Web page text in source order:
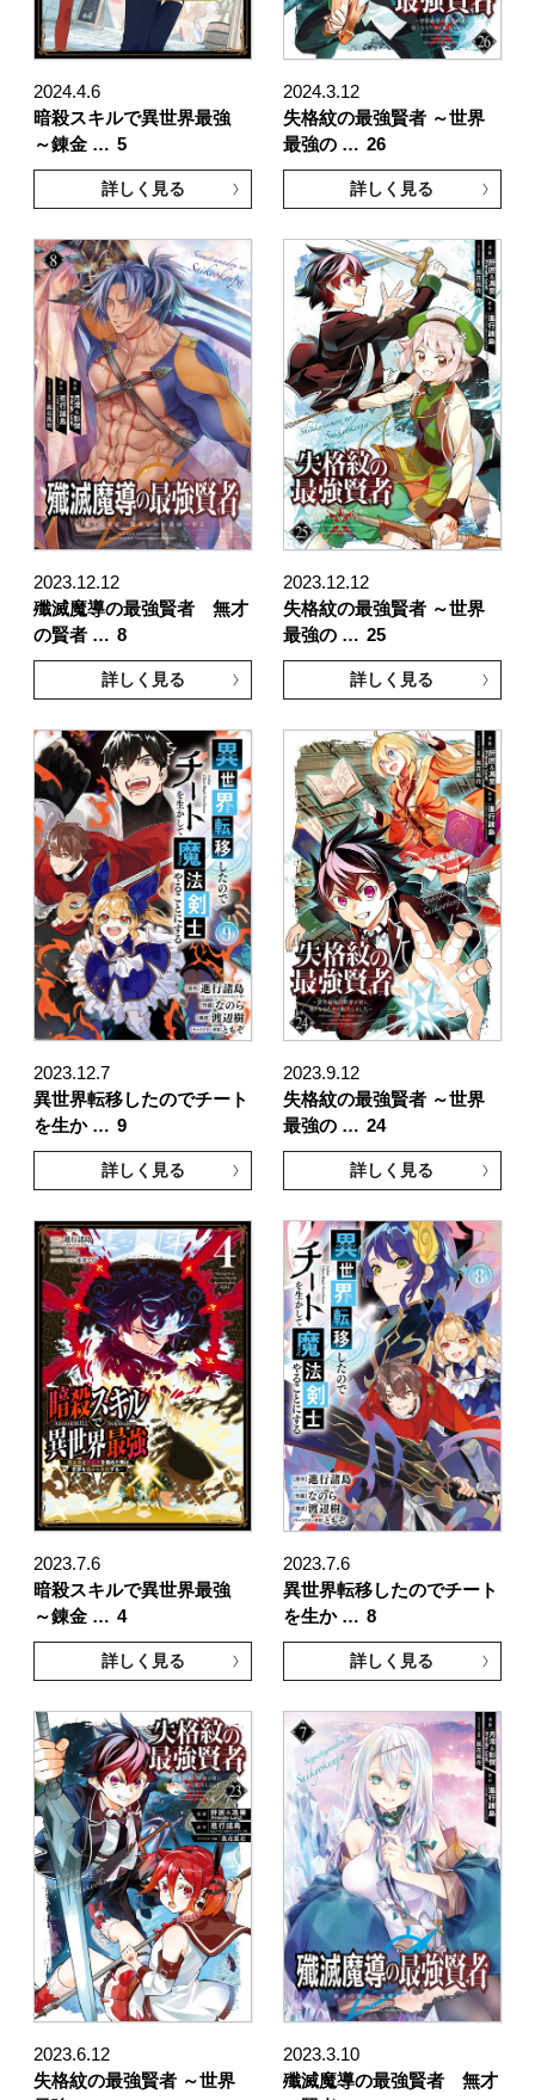
2024.4.6
暗殺スキルで異世界最強
～錬金 … 5
詳しく見る
2024.3.12
失格紋の最強賢者 ～世界
最強の … 26
詳しく見る
2023.12.12
殲滅魔導の最強賢者 無才
の賢者 … 8
詳しく見る
2023.12.12
失格紋の最強賢者 ～世界
最強の … 25
詳しく見る
2023.12.7
異世界転移したのでチート
を生か … 9
詳しく見る
2023.9.12
失格紋の最強賢者 ～世界
最強の … 24
詳しく見る
2023.7.6
暗殺スキルで異世界最強
～錬金 … 4
詳しく見る
2023.7.6
異世界転移したのでチート
を生か … 8
詳しく見る
2023.6.12
失格紋の最強賢者 ～世界
2023.3.10
殲滅魔導の最強賢者 無才